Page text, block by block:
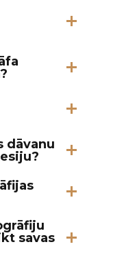
dāvanu
savas